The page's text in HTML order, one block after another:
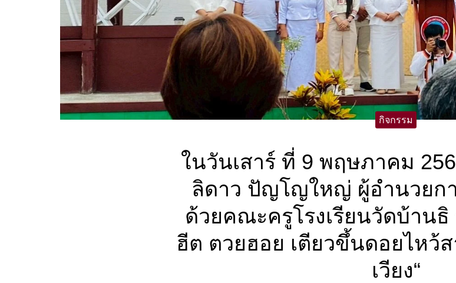
กิจกรรม
ในวันเสาร์ ที่ 9 พฤษภาคม
ลิดาว ปัญโญใหญ่ ผู้อำนวยกา
ด้วยคณะครูโรงเรียนวัดบ้านธิ
ฮีต ตวยฮอย เตียวขึ้นดอยไหว้
เวียง“